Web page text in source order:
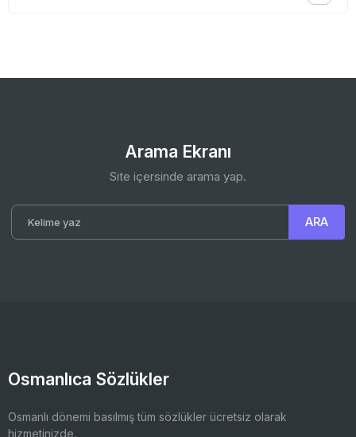
Arama Ekranı
Site içersinde arama yap.
Osmanlıca Sözlükler
Osmanlı dönemi basılmış tüm sözlükler ücretsiz olarak
hizmetinizde.